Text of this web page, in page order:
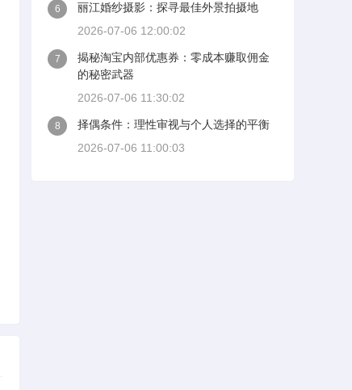
6
丽江婚纱摄影：探寻最佳外景拍摄地
2026-07-06 12:00:02
7
揭秘淘宝内部优惠券：零成本赚取佣金
的秘密武器
2026-07-06 11:30:02
8
择偶条件：理性审视与个人选择的平衡
2026-07-06 11:00:03